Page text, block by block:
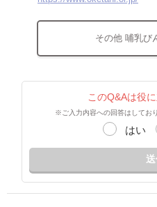
その他 哺乳び
このQ&Aは役
※ご入力内容への回答はしてお
はい